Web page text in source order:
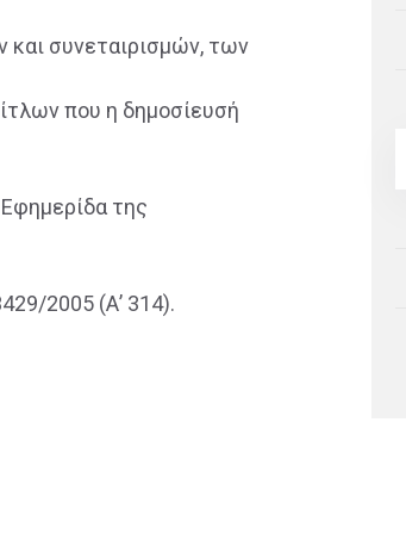
και συνεταιρισμών, των
που η δημοσίευσή
της
2005 (Α’ 314).